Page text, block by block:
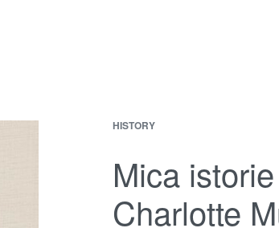
HISTORY
Mica
Charlotte